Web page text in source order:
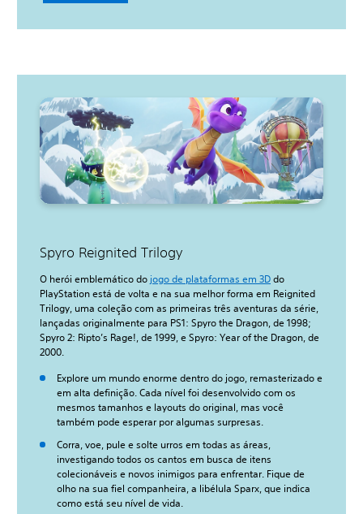
Spyro Reignited Trilogy
O herói emblemático do jogo de plataformas em 3Ddo
PlayStation está de volta e na sua melhor forma em Reignited
Trilogy, uma coleção com as primeiras três aventuras da série,
lançadas originalmente para PS1: Spyro the Dragon, de 1998;
Spyro 2: Ripto’s Rage!, de 1999, e Spyro: Year of the Dragon, de
2000.
Explore um mundo enorme dentro do jogo, remasterizado e
em alta definição. Cada nível foi desenvolvido com os
mesmos tamanhos e layouts do original, mas você
também pode esperar por algumas surpresas.
Corra, voe, pule e solte urros em todas as áreas,
investigando todos os cantos em busca de itens
colecionáveis e novos inimigos para enfrentar. Fique de
olho na sua fiel companheira, a libélula Sparx, que indica
como está seu nível de vida.